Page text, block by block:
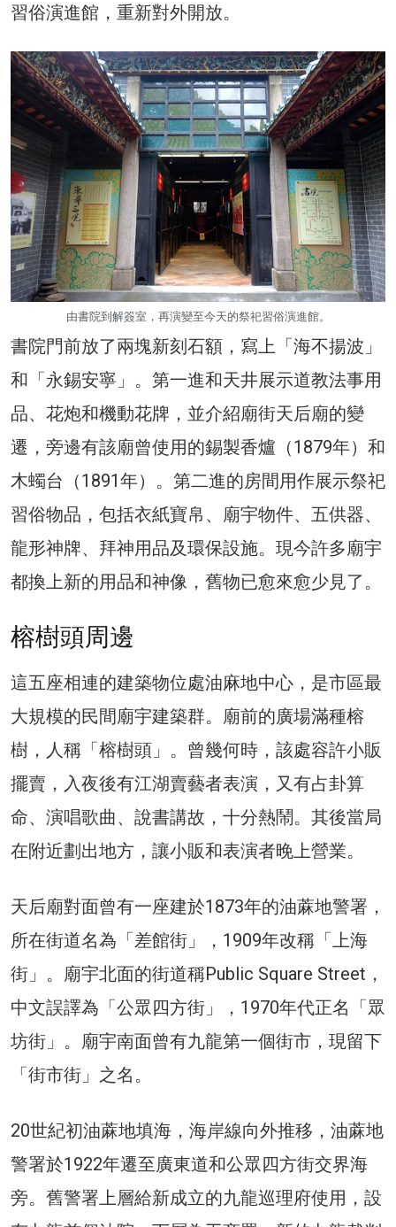
習俗演進館，重新對外開放。
由書院到解簽室，再演變至今天的祭祀習俗演進館。
書院門前放了兩塊新刻石額，寫上「海不揚波」
和「永錫安寧」。第一進和天井展示道教法事用
品、花炮和機動花牌，並介紹廟街天后廟的變
遷，旁邊有該廟曾使用的錫製香爐（1879年）和
木蠋台（1891年）。第二進的房間用作展示祭祀
習俗物品，包括衣紙寶帛、廟宇物件、五供器、
龍形神牌、拜神用品及環保設施。現今許多廟宇
都換上新的用品和神像，舊物已愈來愈少見了。
榕樹頭周邊
這五座相連的建築物位處油麻地中心，是市區最
大規模的民間廟宇建築群。廟前的廣場滿種榕
樹，人稱「榕樹頭」。曾幾何時，該處容許小販
擺賣，入夜後有江湖賣藝者表演，又有占卦算
命、演唱歌曲、說書講故，十分熱鬧。其後當局
在附近劃出地方，讓小販和表演者晚上營業。
天后廟對面曾有一座建於1873年的油蔴地警署，
所在街道名為「差館街」，1909年改稱「上海
街」。廟宇北面的街道稱Public Square Street，
中文誤譯為「公眾四方街」，1970年代正名「眾
坊街」。廟宇南面曾有九龍第一個街市，現留下
「街市街」之名。
20世紀初油蔴地填海，海岸線向外推移，油蔴地
警署於1922年遷至廣東道和公眾四方街交界海
旁。舊警署上層給新成立的九龍巡理府使用，設